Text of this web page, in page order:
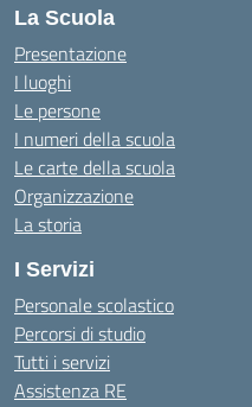
La Scuola
Presentazione
I luoghi
Le persone
I numeri della scuola
Le carte della scuola
Organizzazione
La storia
I Servizi
Personale scolastico
Percorsi di studio
Tutti i servizi
Assistenza RE